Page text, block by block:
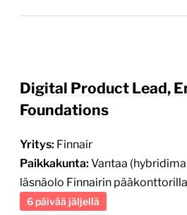
Digital Product Lead,
Foundations
Yritys: Finnair
Paikkakunta: Vantaa
läsnäolo Finnairin
6 päivää jäljellä